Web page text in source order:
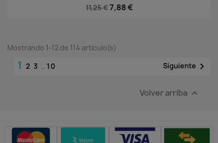
11,25 €7,88 €
Mostrando 1-12 de 114 artículo(s)
1 2 3 … 10 Siguiente 
Volver arriba 
Métodos de pago seguros